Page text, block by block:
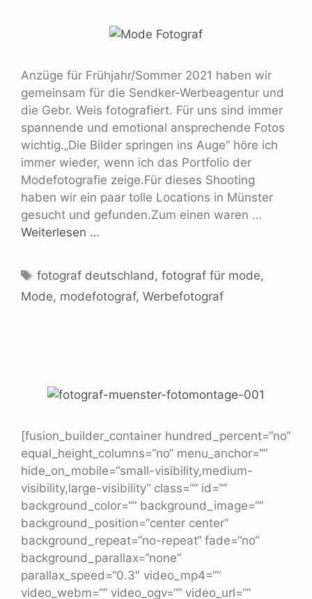
Anzüge für Frühjahr/Sommer 2021 haben wir
gemeinsam für die Sendker-Werbeagentur und
die Gebr. Weis fotografiert. Für uns sind immer
spannende und emotional ansprechende Fotos
wichtig.„Die Bilder springen ins Auge“ höre ich
immer wieder, wenn ich das Portfolio der
Modefotografie zeige.Für dieses Shooting
haben wir ein paar tolle Locations in Münster
gesucht und gefunden.Zum einen waren …
Weiterlesen …
fotograf deutschland ,fotograf für mode,
Mode, modefotograf, Werbefotograf
[fusion_builder_container hundred_percent=“no“
equal_height_columns=“no“ menu_anchor=““
hide_on_mobile=“small-visibility,medium-
visibility,large-visibility“ class=““ id=““
background_color=““ background_image=““
background_position=“center center“
background_repeat=“no-repeat“ fade=“no“
background_parallax=“none“
parallax_speed=“0.3″ video_mp4=““
video_webm=““ video_ogv=““ video_url=““